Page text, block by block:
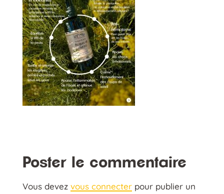
Poster le commentaire
Vous devez vous connecterpour publier un